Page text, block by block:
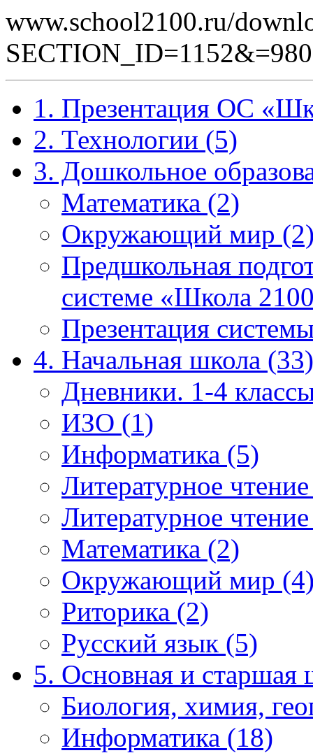
www.school2100.ru/
1. Презентация ОС
2. Технологии (5)
3. Дошкольное
Математика (2)
Окружающий мир
Предшкольная
системе «Школа
Презентация
4. Начальная школа (33)
Дневники. 1-4
ИЗО (1)
Информатика (5)
Литературное
Литературное
Математика (2)
Окружающий мир
Риторика (2)
Русский язык (5)
5. Основная и старшая
Биология, химия,
Информатика (18)